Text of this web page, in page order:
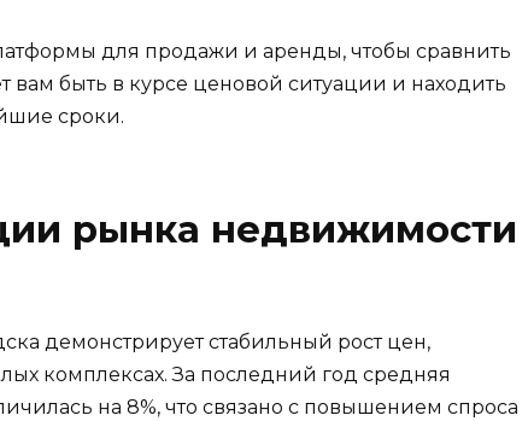
для продажи и аренды, чтобы сравнить
быть в курсе ценовой ситуации и находить
сроки.
рынка недвижимости
демонстрирует стабильный рост цен,
комплексах. За последний год средняя
на 8%, что связано с повышением спроса